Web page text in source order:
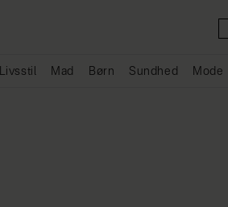
Livsstil Mad Børn Sundhed Mode